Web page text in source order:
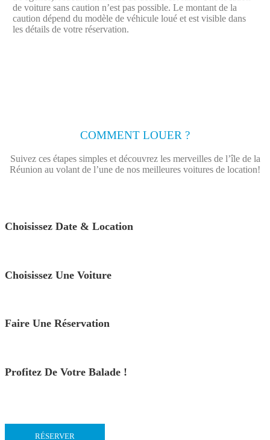
de voiture sans caution n’est pas possible. Le montant de la
caution dépend du modèle de véhicule loué et est visible dans
les détails de votre réservation.
COMMENT LOUER ?
Suivez ces étapes simples et découvrez les merveilles de l’île de la
Réunion au volant de l’une de nos meilleures voitures de location!
Choisissez Date & Location
Choisissez Une Voiture
Faire Une Réservation
Profitez De Votre Balade !
RÉSERVER